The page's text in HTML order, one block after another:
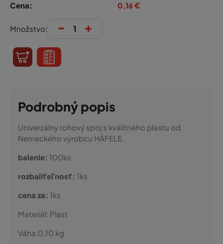
Cena:
0,16€
Množstvo: - +
Podrobný popis
Univerzálny rohový spoj s kvalitného plastu od
Nemeckého výrobcu HÄFELE.
balenie: 100ks
rozbaliťeľnosť: 1ks
cena za: 1ks
Materiál: Plast
Váha:0,10 kg